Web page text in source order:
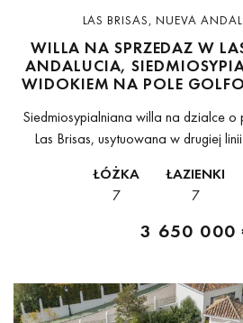
LAS BRISAS, NUEVA
WILLA NA SPRZEDAZ W
ANDALUCIA,
WIDOKIEM NA POLE
Siedmiosypialniana willa na dzialce
Las Brisas, usytuowana w drugiej
bezposrednim widokiem
ŁÓŻKA
7
ŁAZIENKI
7
3 650 000